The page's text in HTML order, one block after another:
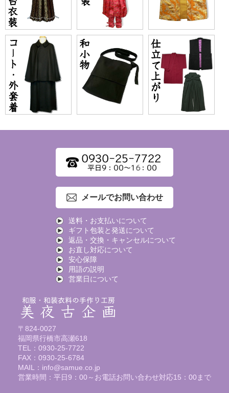
メールでお問い合わせ
送料・お支払いについて
ギフト包装と発送について
返品・交換・キャンセルについて
お直し対応について
安心保障
用語の説明
営業日について
〒824-0027
福岡県行橋市高瀬618
TEL：0930-25-7722
FAX：0930-25-6784
MAIL：info@samue.co.jp
営業時間：平日9：00～お電話お問い合わせ対応15：00まで